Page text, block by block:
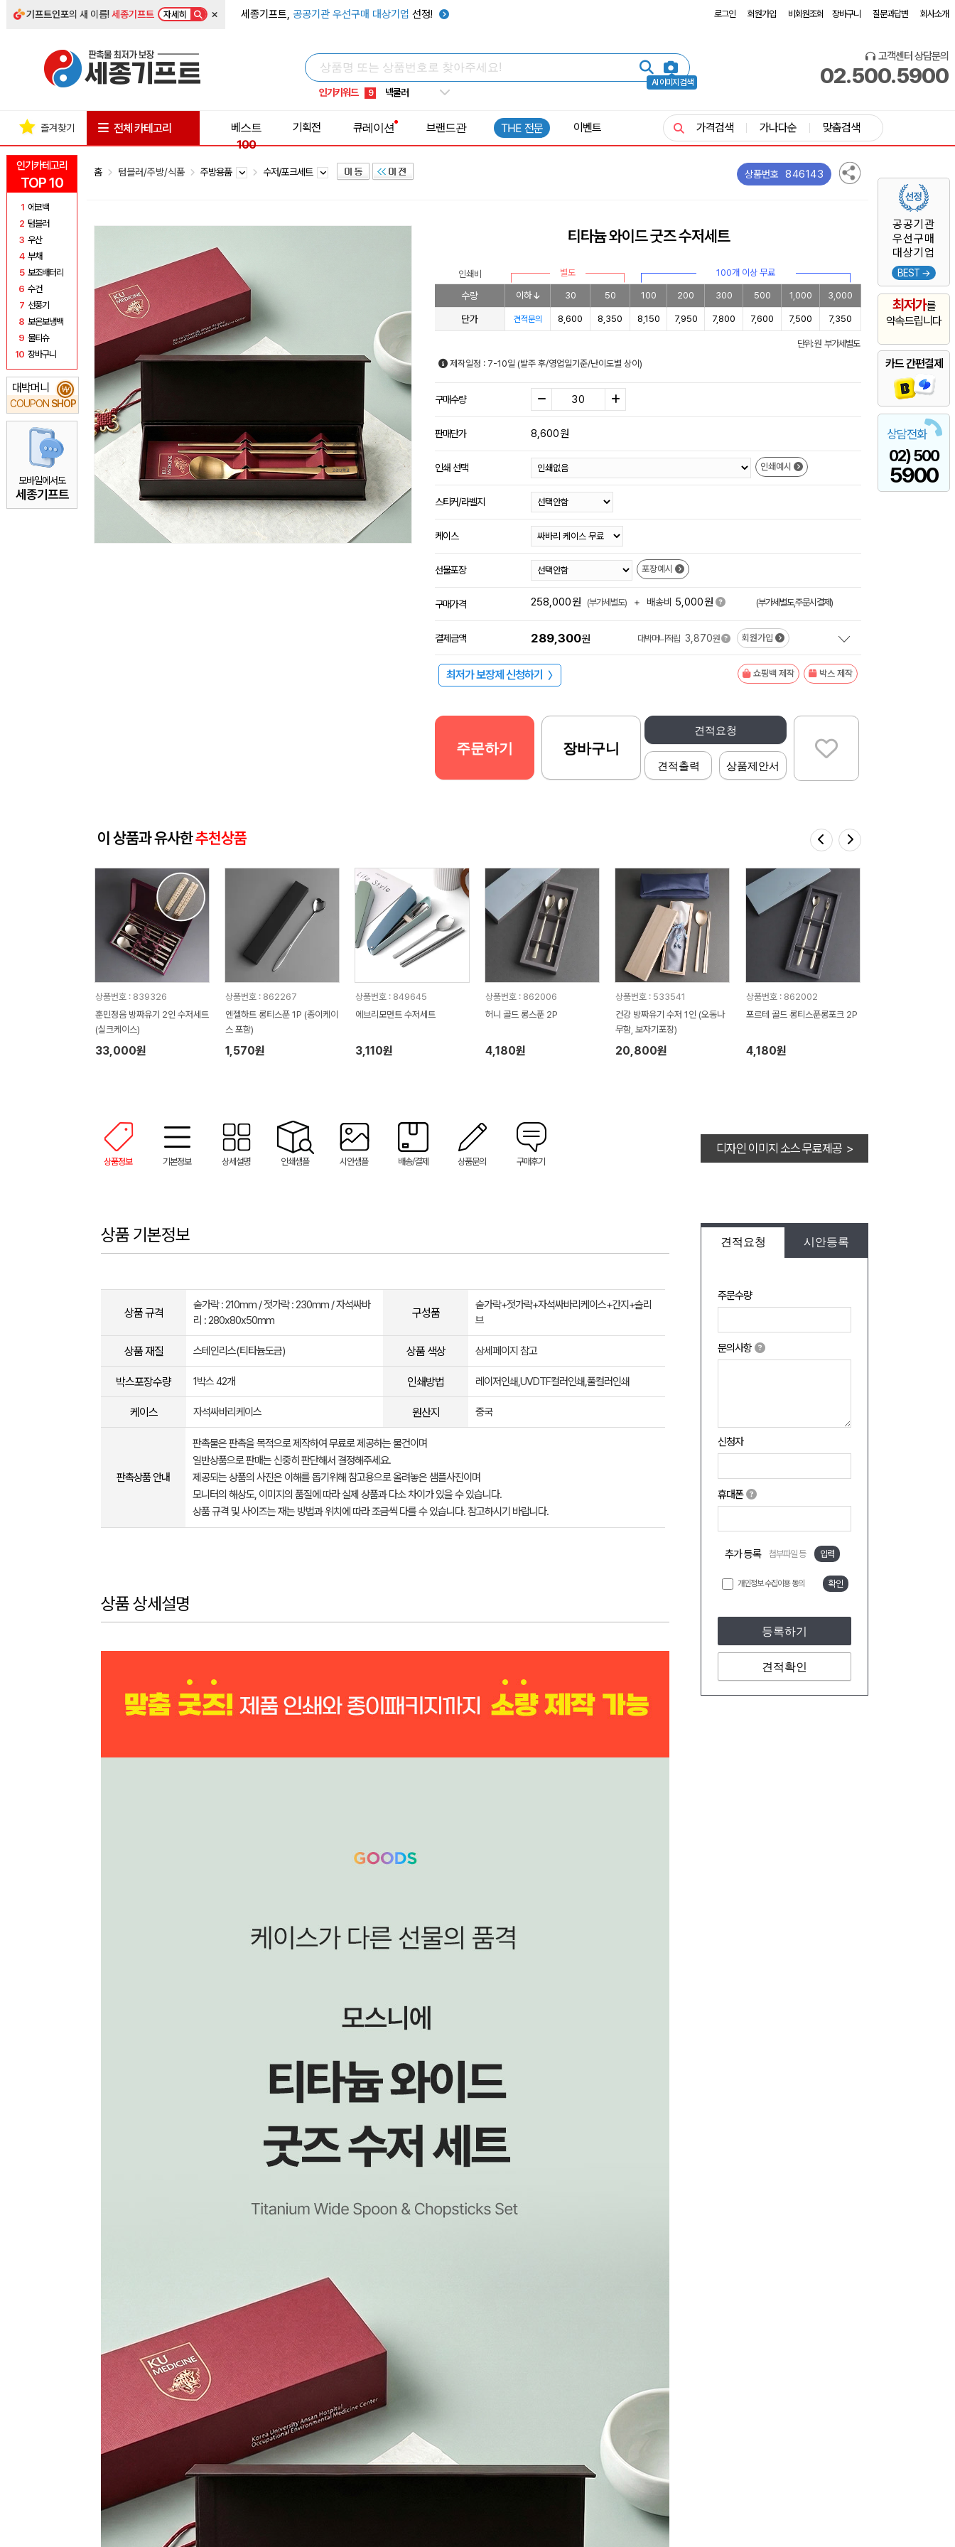
기프트인포의 새 이름!세종기프트 자세히 × 세종기프트, 공공기관 우선구매 대상기업 선정! 로그인 회원가입 비회원조회 장바구니 질문과답변 회사소개
AI 이미지 검색
인기키워드
6 우산
9 넥쿨러
10 타포린가방
고객센터 상담문의
02.500.5900
인기카테고리
TOP 10
1 에코백
2 텀블러
3 우산
4 부채
5 보조배터리
6 수건
7 선풍기
8 보온보냉백
9 물티슈
10 장바구니
대박머니
COUPON SHOP
₩
모바일에서도
세종기프트
공공기관
우선구매
대상기업
BEST →
최저가를
약속드립니다
카드 간편결제
상담전화
02) 500
5900
즐겨찾기 전체 카테고리
베스트
100
기획전 큐레이션 브랜드관 THE 전문 이벤트 가격검색 가나다순 맞춤검색
홈 텀블러/주방/식품 주방용품 수저/포크세트 상품번호 846143
티타늄 와이드 굿즈 수저세트
인쇄비 별도 100개 이상 무료
수량 이하 30 50 100 200 300 500 1,000 3,000
단가 견적문의 8,600 8,350 8,150 7,950 7,800 7,600 7,500 7,350
단위: 원 부가세별도
제작일정 : 7-10일 (발주 후/영업일기준/난이도별 상이)
구매수량
판매단가 8,600원
인쇄 선택 인쇄예시
스티커/라벨지
케이스
선물포장 포장예시
구매가격 258,000원 (부가세별도) + 배송비 5,000원 (부가세별도,주문시결제)
결제금액 289,300원 대박머니적립 3,870원 회원가입
최저가 보장제 신청하기 〉 쇼핑백 제작 박스 제작
견적요청
견적출력 상품제안서
주문하기 장바구니
이 상품과 유사한추천상품
상품번호 : 839326
훈민정음 방짜유기 2인 수저세트
(실크케이스)
33,000원
상품번호 : 862267
엔젤하트 롱티스푼 1P (종이케이
스 포함)
1,570원
상품번호 : 849645
에브리모먼트 수저세트
3,110원
상품번호 : 862006
허니 골드 롱스푼 2P
4,180원
상품번호 : 533541
건강 방짜유기 수저 1인 (오동나
무함, 보자기포장)
20,800원
상품번호 : 862002
포르테 골드 롱티스푼롱포크 2P
4,180원
상품정보 기본정보 상세설명 인쇄샘플 시안샘플 배송/결제 상품문의 구매후기
디자인 이미지 소스 무료제공 >
견적요청 시안등록
주문수량
문의사항
신청자
휴대폰
추가 등록 첨부파일 등 입력
개인정보 수집이용 동의 확인
등록하기
견적확인
상품 기본정보
상품 규격
숟가락 : 210mm / 젓가락 : 230mm / 자석싸바
리 : 280x80x50mm
구성품
숟가락+젓가락+자석싸바리케이스+간지+슬리
브
상품 재질 스테인리스(티타늄도금) 상품 색상 상세페이지 참고
박스포장수량 1박스 42개 인쇄방법 레이저인쇄,UVDTF컬러인쇄,풀컬러인쇄
케이스 자석싸바리케이스 원산지 중국
판촉상품 안내
판촉물은 판촉을 목적으로 제작하여 무료로 제공하는 물건이며
일반상품으로 판매는 신중히 판단해서 결정해주세요.
제공되는 상품의 사진은 이해를 돕기위해 참고용으로 올려놓은 샘플사진이며
모니터의 해상도, 이미지의 품질에 따라 실제 상품과 다소 차이가 있을 수 있습니다.
상품 규격 및 사이즈는 재는 방법과 위치에 따라 조금씩 다를 수 있습니다. 참고하시기 바랍니다.
상품 상세설명